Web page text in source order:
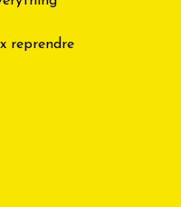
reprendre